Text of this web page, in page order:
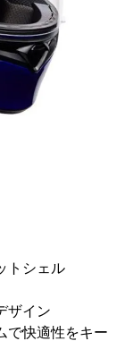
トシェル
ザイン
で快適性をキー